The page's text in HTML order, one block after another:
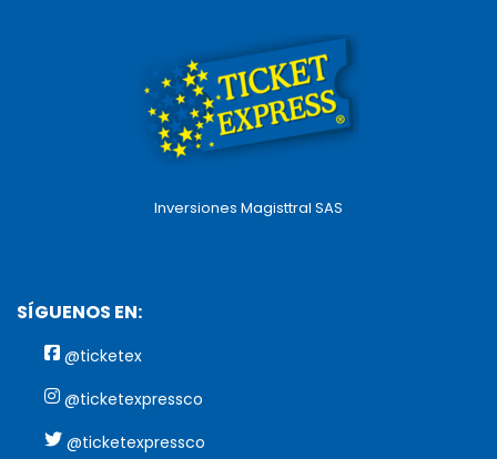
Inversiones Magisttral SAS
SÍGUENOS EN:
@ticketex
@ticketexpressco
@ticketexpressco